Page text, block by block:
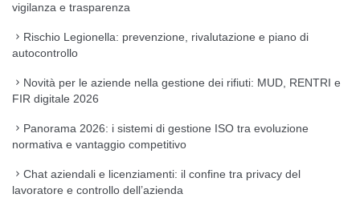
vigilanza e trasparenza
Rischio Legionella: prevenzione, rivalutazione e piano di
autocontrollo
Novità per le aziende nella gestione dei rifiuti: MUD, RENTRI e
FIR digitale 2026
Panorama 2026: i sistemi di gestione ISO tra evoluzione
normativa e vantaggio competitivo
Chat aziendali e licenziamenti: il confine tra privacy del
lavoratore e controllo dell’azienda